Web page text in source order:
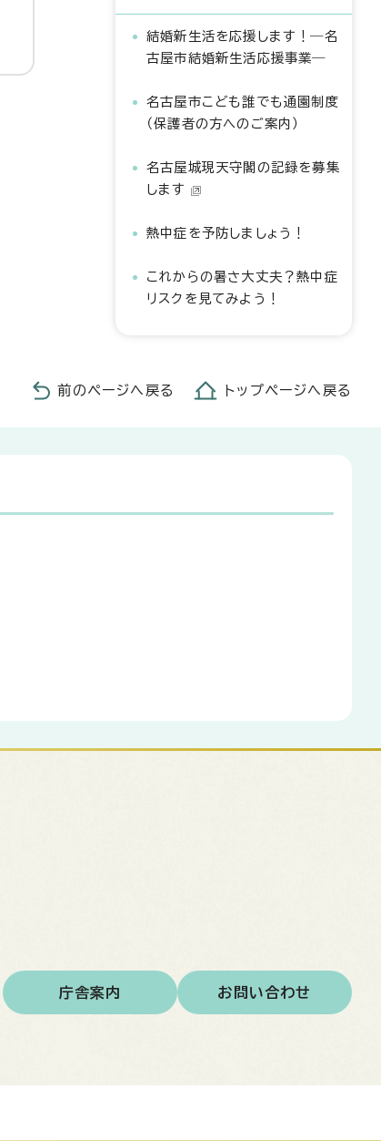
結婚新生活を応援します！―名
古屋市結婚新生活応援事業―
名古屋市こども誰でも通園制度
（保護者の方へのご案内）
名古屋城現天守閣の記録を募集
します
熱中症を予防しましょう！
これからの暑さ大丈夫？熱中症
リスクを見てみよう！
前のページへ戻る トップページへ戻る
庁舎案内 お問い合わせ